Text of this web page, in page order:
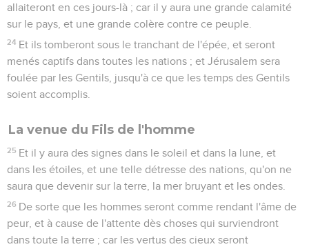
allaiteront en ces jours-là ; car il y aura une grande calamité
sur le pays, et une grande colère contre ce peuple.
24 Et ils tomberont sous le tranchant de l'épée, et seront
menés captifs dans toutes les nations ; et Jérusalem sera
foulée par les Gentils, jusqu'à ce que les temps des Gentils
soient accomplis.
La venue du Fils de l'homme
25 Et il y aura des signes dans le soleil et dans la lune, et
dans les étoiles, et une telle détresse des nations, qu'on ne
saura que devenir sur la terre, la mer bruyant et les ondes.
26 De sorte que les hommes seront comme rendant l'âme de
peur, et à cause de l'attente dès choses qui surviendront
dans toute la terre ; car les vertus des cieux seront